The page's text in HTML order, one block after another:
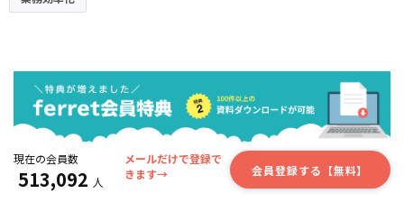
現在の会員数
513,092 人
メールだけで登録で
きます→
会員登録する【無料】